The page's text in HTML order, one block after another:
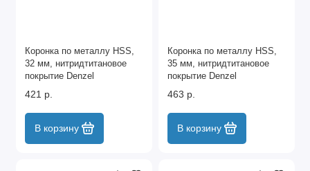
Коронка по металлу HSS,
32 мм, нитридтитановое
покрытие Denzel
421 р.
В корзину
Коронка по металлу HSS,
35 мм, нитридтитановое
покрытие Denzel
463 р.
В корзину